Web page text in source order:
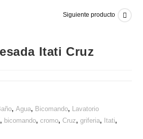
Siguiente producto
Itati Cruz
,Agua, Bicomando, Lavatorio
, bicomando,cromo,Cruz,griferia, Itati,